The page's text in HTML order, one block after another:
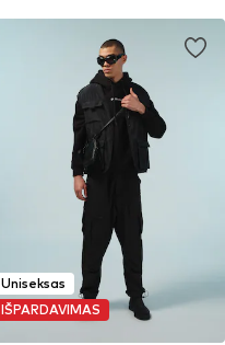
Uniseksas
IŠPARDAVIMAS